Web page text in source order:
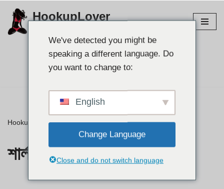
এড়িয়ে
HookupLover
আপনার সঙ্গী খুঁজুন 👉
HookupLover»⭐ পর্যালোচনা»শার্লট USASexGuide
শার্লট USASexGuide
We've detected you might be
speaking a different language. Do
you want to change to:
English
Change Language
Close and do not switch language